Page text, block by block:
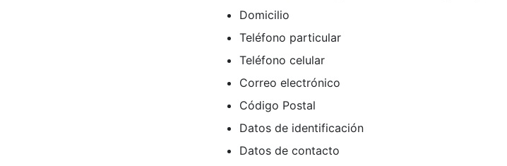
Domicilio
Teléfono particular
Teléfono celular
Correo electrónico
Código Postal
Datos de identificación
Datos de contacto